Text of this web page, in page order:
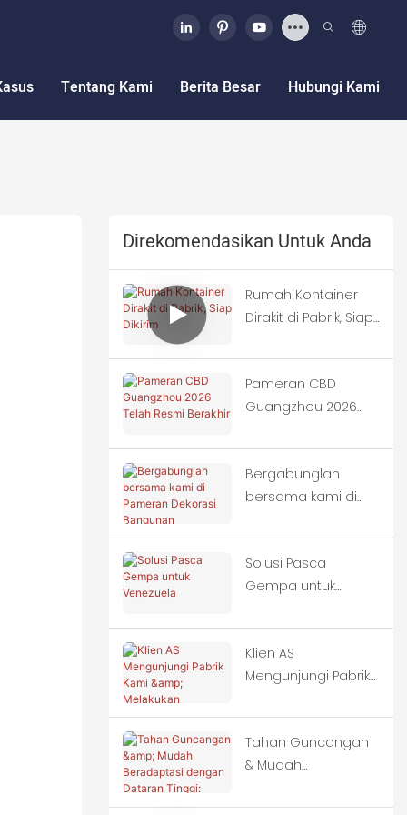
Tentang Kami Berita Besar Hubungi Kami
Direkomendasikan Untuk Anda
Rumah Kontainer
Dirakit di Pabrik, Siap
Pameran CBD
Guangzhou 2026
Bergabunglah
bersama kami di
Bangunan
Internasional China
(Guangzhou) ke-28.
Solusi Pasca
Gempa untuk
Klien AS
Mengunjungi Pabrik
Pemesanan Massal
untuk Rumah
Kontainer
Tahan Guncangan
& Mudah
dengan Dataran